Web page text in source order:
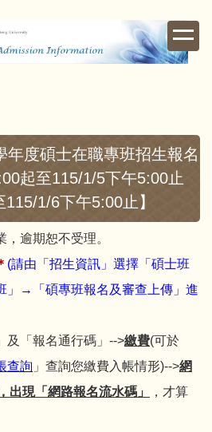
度碩士在職專班招生報名
起至115/1/5下午5:00止
115/1/6下午5:00止】
逾期恕不受理。
(請由 「招生資訊」選擇「碩士班
→「碩專班報名及審查上傳」 進
及「報名通行碼」-->繳費(可於
查詢 」查詢您繳費入帳情形)-->網
出現「網路報名流水碼」
，才算